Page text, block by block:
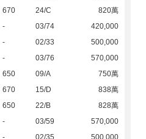
670 24/C
820萬
- 03/74
420,000
- 02/33
500,000
- 03/76
570,000
650 09/A
750萬
670 15/D
838萬
650 22/B
828萬
- 03/59
570,000